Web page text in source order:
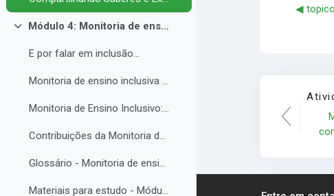
Contrair
Módulo 4: Monitoria de ensino inclusiva no processo formativo de estudantes com Necessidades Educacionais Específicas - NEE no contexto da Educação Profissional e Tecnológica.
E por falar em inclusão...
Monitoria de ensino inclusiva junto a estudante com Necessidades Educacionais Específicas - NEE no contexto da Educação Profissional e Tecnológica.
Monitoria de Ensino Inclusivo: Conceitos e Objetivos.
Contribuições da Monitoria de ensino inclusiva para o estudante com Necessidades Educacionais Específicas.
Glossário - Monitoria de ensino e educação inclusiva.
Materiais para estudo - Módulo 4.
◀︎